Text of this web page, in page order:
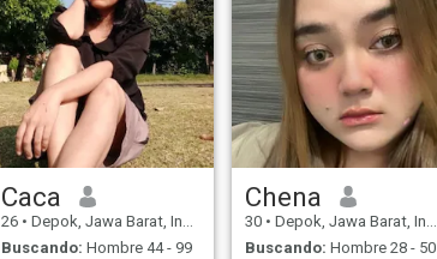
Caca
26 • Depok, Jawa Barat, Indonesia
Buscando: Hombre 44 - 99
Chena
30 • Depok, Jawa Barat, Indonesia
Buscando: Hombre 28 - 50